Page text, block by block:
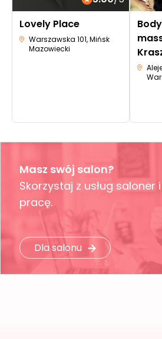
Lovely Place
Warszawska 101, Mińsk
Mazowiecki
Masz swój salon?
Skorzystaj z usług saloner
pracę.
Dla salonu